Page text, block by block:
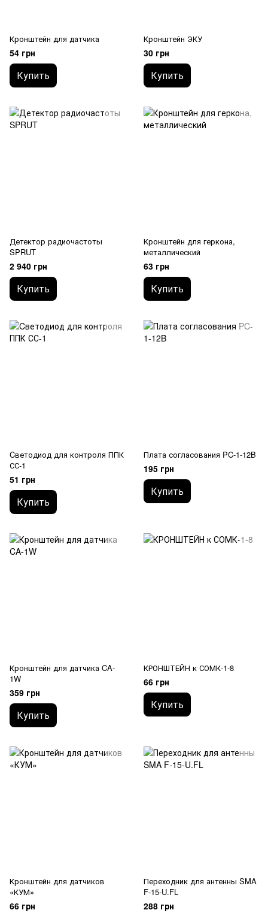
Кронштейн для датчика
54 грн
Купить
Кронштейн ЭКУ
30 грн
Купить
Детектор радиочастоты
SPRUT
2 940 грн
Купить
Кронштейн для геркона,
металлический
63 грн
Купить
Cветодиод для контроля ППК
СС-1
51 грн
Купить
Плата согласования PC-1-12B
195 грн
Купить
Кронштейн для датчика CA-
1W
359 грн
Купить
КРОНШТЕЙН к СОМК-1-8
66 грн
Купить
Кронштейн для датчиков
«КУМ»
66 грн
Переходник для антенны SMA
F-15-U.FL
288 грн